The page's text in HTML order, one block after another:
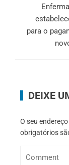
para o
DEIXE
O seu
obrigatórios